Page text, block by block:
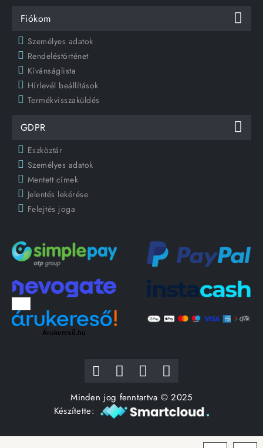
Fiókom
Személyes adatok
Rendeléstörténet
Kívánságlista
Hírlevél beállítások
Termékvisszaküldés
GDPR
Eszköztár
Személyes adatok
Mentett címek
Jelentés lekérése
Felejtés joga
Árukereső.hu
Minden jog fenntartva © 2025
Készítette: